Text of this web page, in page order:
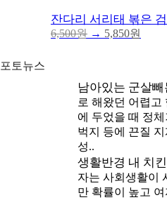
잔다리 서리태 볶은
6,500원 → 5,850원
포토뉴스
남아있는 군살빼
로 해왔던 어렵고
에 두었을 때 정
벅지 등에 끈질
성..
생활반경 내 치
자는 사회생활이
만 확률이 높고